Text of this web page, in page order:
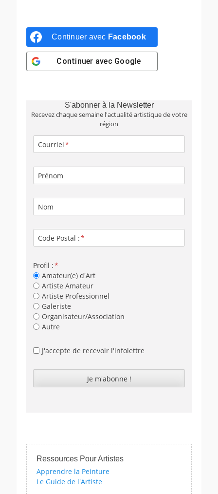
Continuer avec Facebook
Continuer avec Google
S'abonner à la Newsletter
Recevez chaque semaine l'actualité artistique de votre
région
Courriel
Prénom
Nom
Code Postal :
Profil :
Amateur(e) d'Art
Artiste Amateur
Artiste Professionnel
Galeriste
Organisateur/Association
Autre
J'accepte de recevoir l'infolettre
Ressources Pour Artistes
Apprendre la Peinture
Le Guide de l'Artiste